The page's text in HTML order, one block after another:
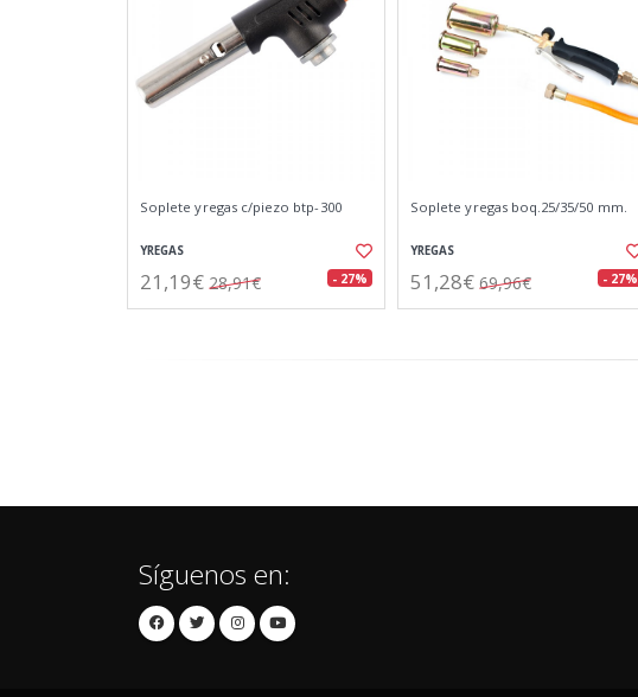
Soplete yregas c/piezo btp-300
YREGAS
21,19€ 28,91€ - 27%
Soplete yregas boq.25/35/50 mm.
YREGAS
51,28€ 69,96€ - 27%
Síguenos en: